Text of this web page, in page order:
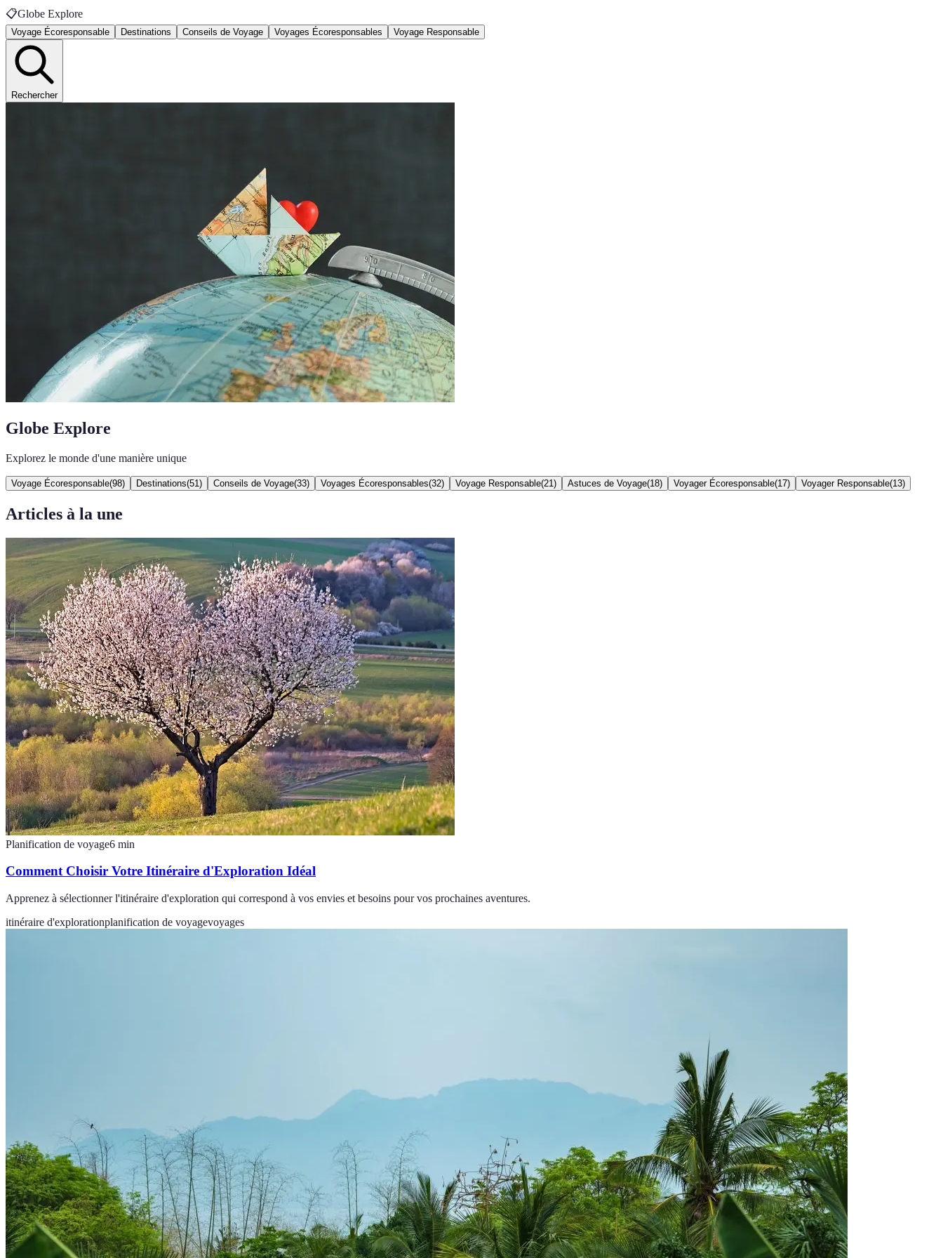
📋Globe Explore
Voyage Écoresponsable Destinations Conseils de Voyage Voyages Écoresponsables Voyage Responsable
Rechercher
Globe Explore
Explorez le monde d'une manière unique
Voyage Écoresponsable(98) Destinations(51 ) Conseils de Voyage(33) Voyages Écoresponsables(32) Voyage Responsable(21 ) Astuces de Voyage(18) Voyager Écoresponsable(17) Voyager Responsable(13)
Articles à la une
Planification de voyage6 min
Comment Choisir Votre Itinéraire d'Exploration Idéal
Apprenez à sélectionner l'itinéraire d'exploration qui correspond à vos envies et besoins pour vos prochaines aventures.
itinéraire d'explorationplanification de voyagevoyages